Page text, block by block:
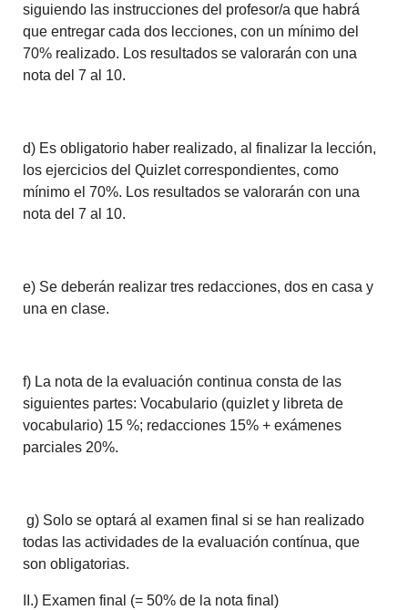
siguiendo las instrucciones del profesor/a que habrá
que entregar cada dos lecciones, con un mínimo del
70% realizado. Los resultados se valorarán con una
nota del 7 al 10.
d) Es obligatorio haber realizado, al finalizar la lección,
los ejercicios del Quizlet correspondientes, como
mínimo el 70%. Los resultados se valorarán con una
nota del 7 al 10.
e) Se deberán realizar tres redacciones, dos en casa y
una en clase.
f) La nota de la evaluación continua consta de las
siguientes partes: Vocabulario (quizlet y libreta de
vocabulario) 15 %; redacciones 15% + exámenes
parciales 20%.
g) Solo se optará al examen final si se han realizado
todas las actividades de la evaluación contínua, que
son obligatorias.
II.) Examen final (= 50% de la nota final)